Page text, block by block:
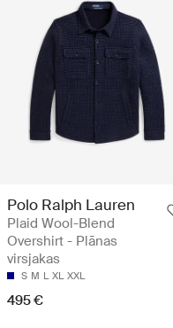
Polo Ralph Lauren
Plaid Wool-Blend
Overshirt - Plānas
virsjakas
S M L XL XXL
495 €